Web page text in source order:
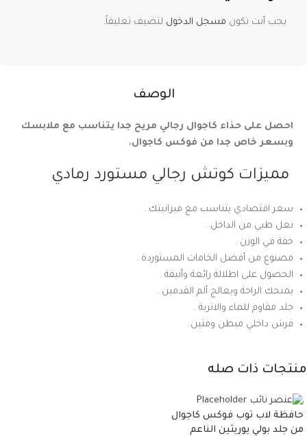
الوصف
احصل على حذاء كاجوال رجالي مريح جدا يتناسب مع ملابسك
وبسعر خاص جدا من فوكس كاجوال.
مميزات كوتش رجالي مستورد رمادي
سعر اقتصادي يتناسب مع ميزانيتك .
نعل طبي من الداخل .
خفة في الوزن .
مصنوع من أفضل الخامات المستوردة .
الحصول على اطلالة رائعة وأنيقة .
يمنحك الراحة ويعالج ألم القدمين .
جلد مقاوم للماء والاتربة .
فرش داخلي مبطن ومتين.
يجب أنت تكون مسجل الدخول لتضيف تعليقاً.
منتجات ذات صله
حافظة لاب توب فوكس كاجوال
من جلد بولي يوريثين الناعم